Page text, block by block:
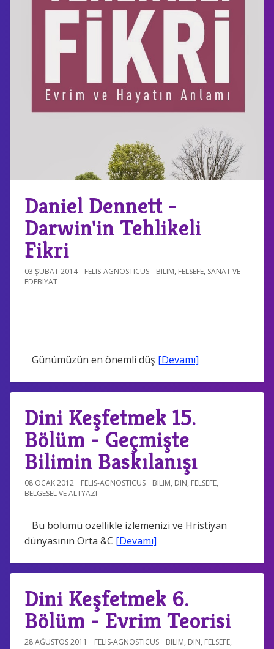
Daniel Dennett -
Darwin'in Tehlikeli
Fikri
03 ŞUBAT 2014 FELIS-AGNOSTICUS BILIM, FELSEFE, SANAT VE
EDEBIYAT
Günümüzün en önemli düş [Devamı]
Dini Keşfetmek 15.
Bölüm - Geçmişte
Bilimin Baskılanışı
08 OCAK 2012 FELIS-AGNOSTICUS BILIM, DIN, FELSEFE,
BELGESEL VE ALTYAZI
Bu bölümü özellikle izlemenizi ve Hristiyan
dünyasının Orta &C [Devamı]
Dini Keşfetmek 6.
Bölüm - Evrim Teorisi
28 AĞUSTOS 2011 FELIS-AGNOSTICUS BILIM, DIN, FELSEFE,